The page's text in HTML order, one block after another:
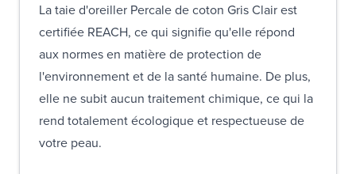
La taie d'oreiller Percale de coton Gris Clair est
certifiée REACH, ce qui signifie qu'elle répond
aux normes en matière de protection de
l'environnement et de la santé humaine. De plus,
elle ne subit aucun traitement chimique, ce qui la
rend totalement écologique et respectueuse de
votre peau.